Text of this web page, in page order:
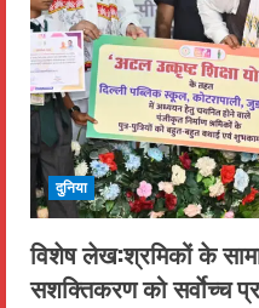
दुनिया
विशेष लेख:श्रमिकों के
सशक्तिकरण को सर्वाेच्च